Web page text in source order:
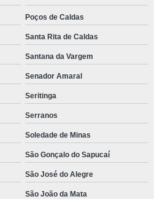
Poços de Caldas
Santa Rita de Caldas
Santana da Vargem
Senador Amaral
Seritinga
Serranos
Soledade de Minas
São Gonçalo do Sapucaí
São José do Alegre
São João da Mata